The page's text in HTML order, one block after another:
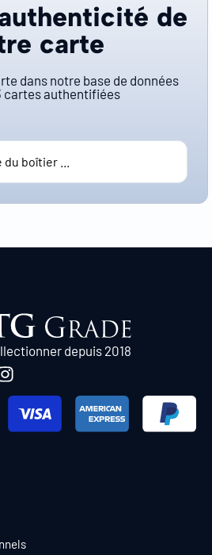
de
carte
dans notre base de données
cartes authentifiées
depuis 2018